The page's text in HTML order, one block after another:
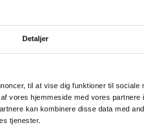
Detaljer
til at vise dig funktioner til sociale
vores hjemmeside med vores partnere
kan kombinere disse data med
tjenester.
justo a aliquam risus
nunc bibendum varius in hac
tincidunt dolor. Scelerisque